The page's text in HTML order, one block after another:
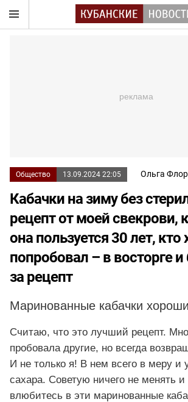
Общество 13.09.2024 22:05 Ольга
Кабачки на зиму без
рецепт от моей свекрови,
она пользуется 30 лет, кто
попробовал – в восторге и
за рецепт
Маринованные кабачки
Считаю, что это лучший рецепт.
пробовала другие, но всегда
И не только я! В нем всего в меру и
сахара. Советую ничего не менять
влюбитесь в эти маринованные